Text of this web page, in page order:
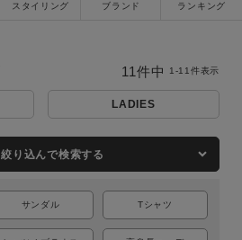
スタイリング ブランド ランキング
LADIES
絞り込んで検索する
サンダル Tシャツ
11 件中 1-11件表示